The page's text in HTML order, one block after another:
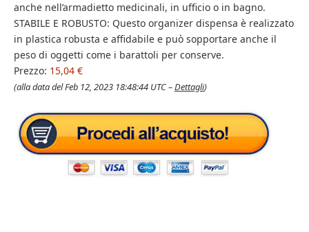
anche nell’armadietto medicinali, in ufficio o in bagno.
STABILE E ROBUSTO: Questo organizer dispensa è realizzato
in plastica robusta e affidabile e può sopportare anche il
peso di oggetti come i barattoli per conserve.
Prezzo: 15,04 €
(alla data del Feb 12, 2023 18:48:44 UTC –Dettagli)